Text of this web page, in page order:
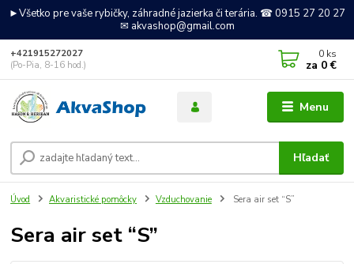
►Všetko pre vaše rybičky, záhradné jazierka či terária. ☎ 0915 27 20 27
✉ akvashop@gmail.com
Menu
Hľadať
+421915272027
(Po-Pia, 8-16 hod.)
0 ks
za 0 €
Úvod Akvaristické pomôcky Vzduchovanie Sera air set “S”
Sera air set “S”